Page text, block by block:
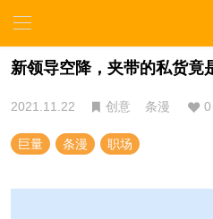
新领导空降，夹带的私货
2021.11.22 创意 条漫 0
巨量 条漫 职场